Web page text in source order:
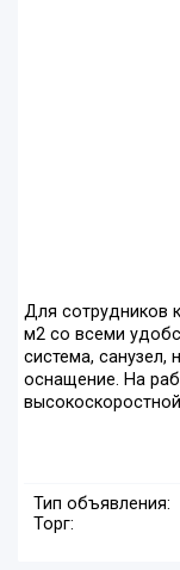
Для сотрудников
м2 со всеми
система, санузел,
оснащение. На
Тип объявления:
Торг: